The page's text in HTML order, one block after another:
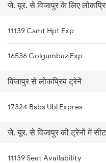
Jeur to Tuljapur Trains
Jeur to Thane Trains
जे. यूर. से विजापुर के लिए
11139 Csmt Hpt Exp
16536 Golgumbaz Exp
विजापुर से लोकप्रिय ट्रेनें
17324 Bsbs Ubl Expres
जे. यूर. से विजापुर की ट्रेनों में
11139 Seat Availability